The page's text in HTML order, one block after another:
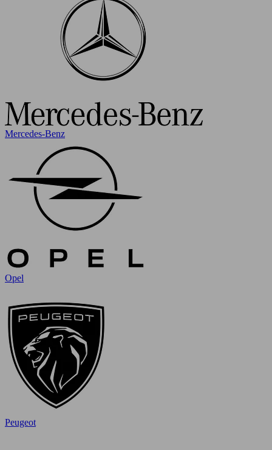
Mercedes-Benz
Opel
Peugeot